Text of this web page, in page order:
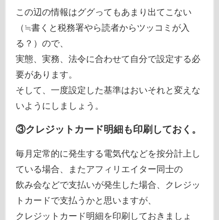
この辺の情報はググってもあまり出てこない
（≒書くと税務署やら読者からツッコミが入
る？）ので、
実態、実務、法令に合わせて自分で設定する必
要があります。
そして、一度設定した基準はおいそれと変えな
いようにしましょう。
③クレジットカード明細も印刷しておく。
毎月定常的に発生する電気代などを按分計上し
ている場合、またアフィリエイター同士の
飲み会などで支払いが発生した場合、クレジッ
トカードで支払うかと思いますが、
クレジットカード明細を印刷しておきましょ